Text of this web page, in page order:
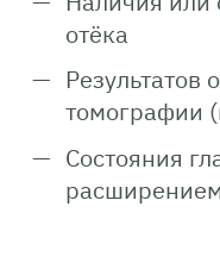
отёка
Результатов
томографии
Состояния